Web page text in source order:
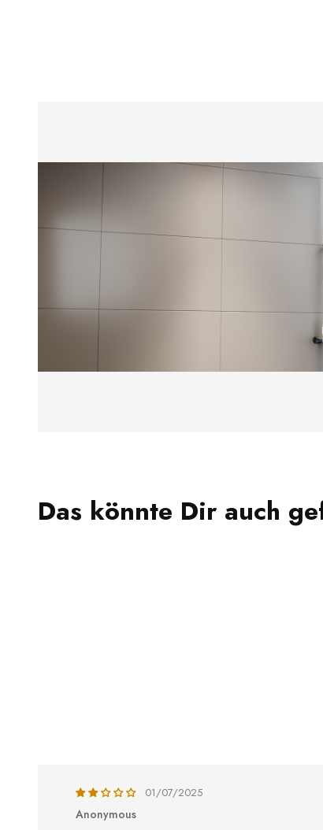
Das könnte Dir auch
01/07/2025
Anonymous